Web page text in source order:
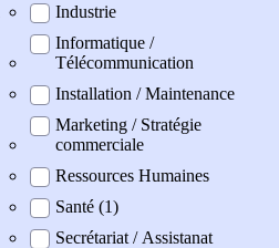
Industrie
Informatique /
Télécommunication
Installation / Maintenance
Marketing / Stratégie
commerciale
Ressources Humaines
Santé (1)
Secrétariat / Assistanat